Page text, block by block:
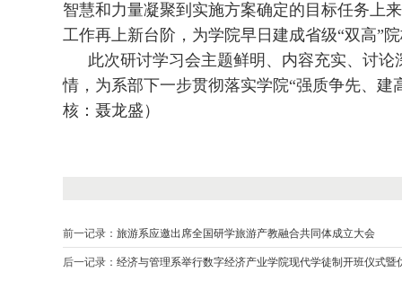
智慧和力量凝聚到实施方案确定的目标任务上
工作再上新台阶，为学院早日建成省级“双高”
此次研讨学习会主题鲜明、内容充实、讨
情，为系部下一步贯彻落实学院“强质争先、
核：聂龙盛）
前一记录： 旅游系应邀出席全国研学旅游产教融合共同体成立大会
后一记录： 经济与管理系举行数字经济产业学院现代学徒制开班仪式暨